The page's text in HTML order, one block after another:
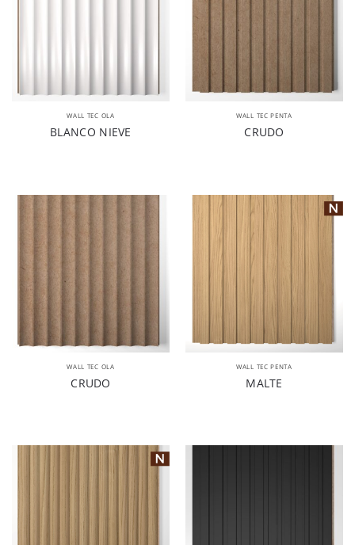
WALL TEC OLA
BLANCO NIEVE
WALL TEC PENTA
CRUDO
WALL TEC OLA
CRUDO
WALL TEC PENTA
MALTE